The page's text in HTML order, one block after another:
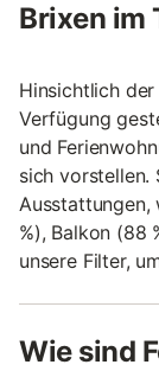
Brixen im
Hinsichtlich
Verfügung
und
sich vorstellen.
Ausstattungen,
%), Balkon (88
unsere Filter,
Wie sind